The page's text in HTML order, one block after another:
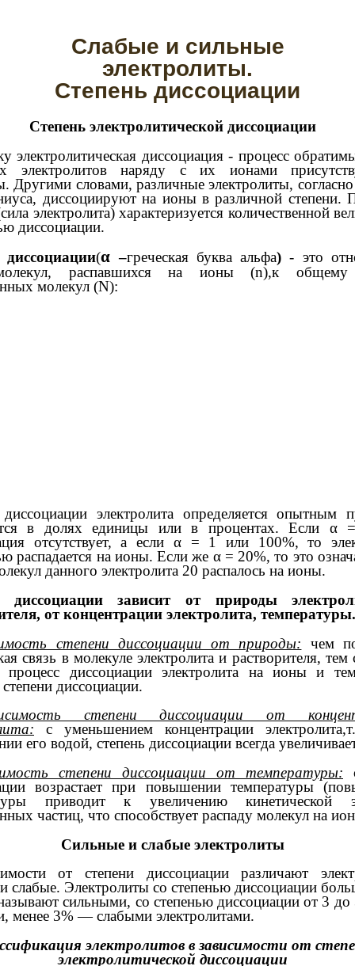
Слабые и сильные
электролиты.
Степень диссоциации
Степень электролитической диссоциации
электролитическая диссоциация - процесс
электролитов наряду с их ионами
Другими словами, различные электролиты,
диссоциируют на ионы в различной степени.
электролита) характеризуется количественной
диссоциации.
диссоциации(α–греческая буква альфа) - это
распавшихся на ионы (n),к общему
молекул (N):
электролита определяется опытным
в долях единицы или в процентах. Если α
отсутствует, а если α = 1 или 100%, то
распадается на ионы. Если же α = 20%, то это
данного электролита 20 распалось на ионы.
диссоциации зависит от природы
от концентрации электролита, температуры.
степени диссоциации от природы: чем
связь в молекуле электролита и растворителя, тем
процесс диссоциации электролита на ионы и
степени диссоциации.
степени диссоциации от
с уменьшением концентрации
его водой, степень диссоциации всегда
степени диссоциации от температуры:
возрастает при повышении температуры
приводит к увеличению кинетической
частиц, что способствует распаду молекул на
Сильные и слабые электролиты
от степени диссоциации различают
слабые. Электролиты со степенью диссоциации
сильными, со степенью диссоциации от 3
менее 3% — слабыми электролитами.
электролитов в зависимости от
электролитической диссоциации